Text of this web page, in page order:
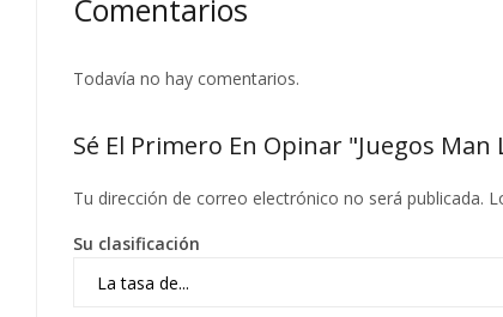
Comentarios
Todavía no hay comentarios.
Sé El Primero En Opinar "Juegos Man
Tu dirección de correo electrónico no será publicada.
Su clasificación